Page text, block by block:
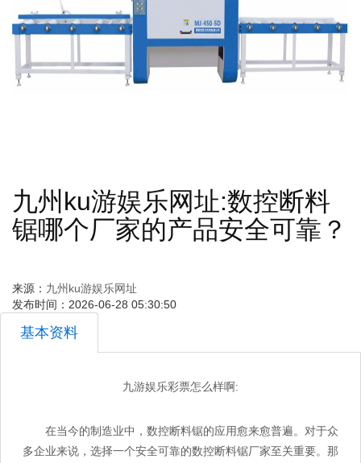
九州ku游娱乐网址:数控断料
锯哪个厂家的产品安全可靠？
来源： 九州ku游娱乐网址
发布时间：2026-06-28 05:30:50
基本资料
九游娱乐彩票怎么样啊:
在当今的制造业中，数控断料锯的应用愈来愈普遍。对于众
多企业来说，选择一个安全可靠的数控断料锯厂家至关重要。那